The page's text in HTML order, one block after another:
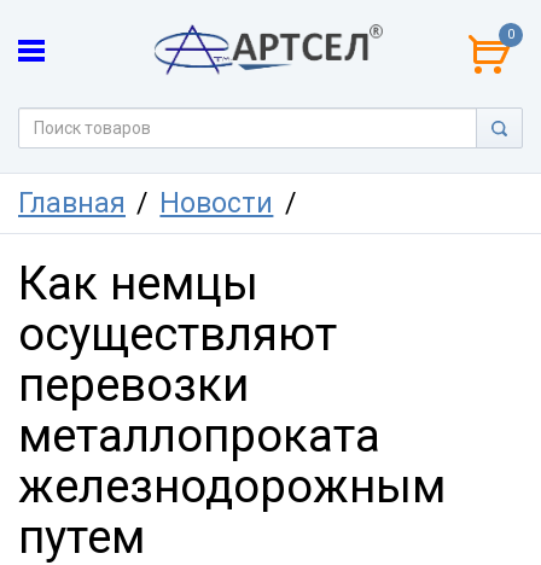
0
Главная Новости
Как немцы
осуществляют
перевозки
металлопроката
железнодорожным
путем